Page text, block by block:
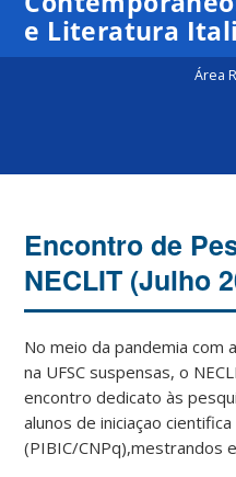
e Literatura
Área
Encontro de
NECLIT (Julho
No meio da pandemia com
na UFSC suspensas, o
encontro dedicato às
alunos de iniciaçao cientifica
(PIBIC/CNPq),mestrandos